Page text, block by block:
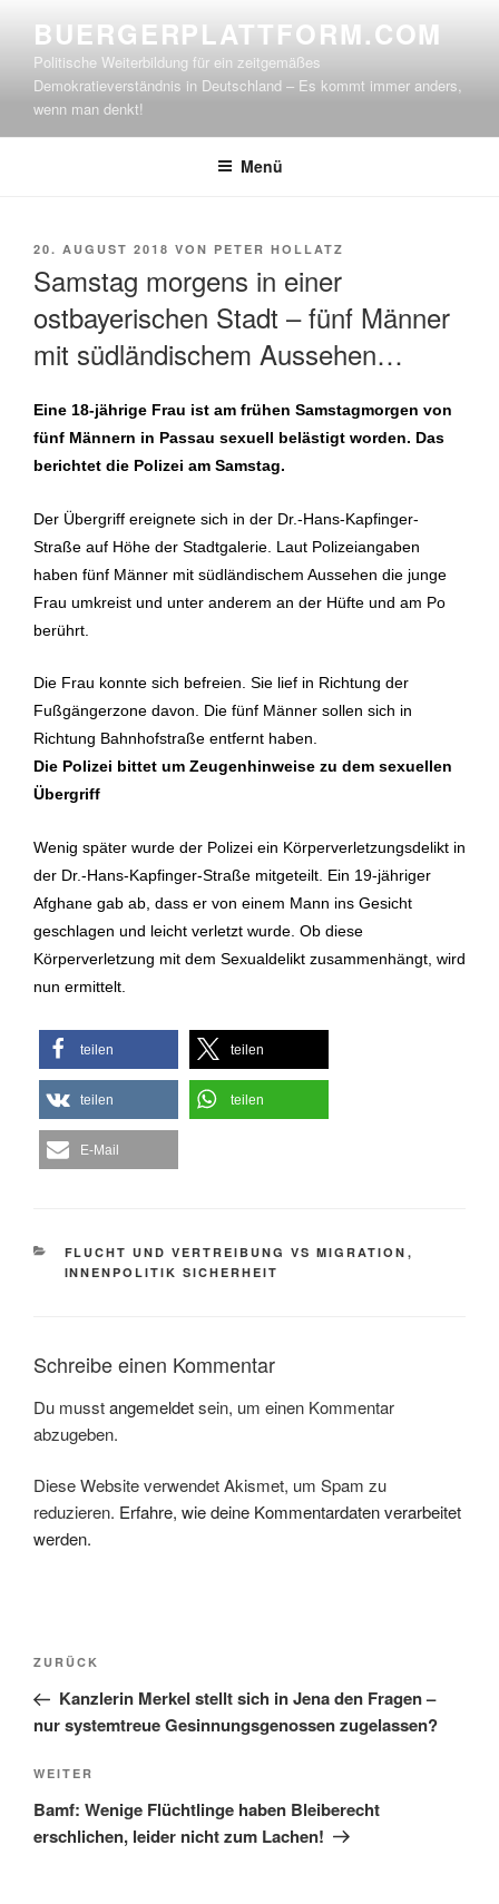
springen
BUERGERPLATTFORM.COM
Politische Weiterbildung für ein zeitgemäßes
Demokratieverständnis in Deutschland – Es kommt immer anders,
wenn man denkt!
Menü
VERÖFFENTLICHT
20. AUGUST 2018 VON PETER HOLLATZ
Samstag morgens in einer
ostbayerischen Stadt – fünf Männer
mit südländischem Aussehen…
Eine 18-jährige Frau ist am frühen Samstagmorgen von
fünf Männern in Passau sexuell belästigt worden. Das
berichtet die Polizei am Samstag.
Der Übergriff ereignete sich in der Dr.-Hans-Kapfinger-
Straße auf Höhe der Stadtgalerie. Laut Polizeiangaben
haben fünf Männer mit südländischem Aussehen die junge
Frau umkreist und unter anderem an der Hüfte und am Po
berührt.
Die Frau konnte sich befreien. Sie lief in Richtung der
Fußgängerzone davon. Die fünf Männer sollen sich in
Richtung Bahnhofstraße entfernt haben.
Die Polizei bittet um Zeugenhinweise zu dem sexuellen
Übergriff
Wenig später wurde der Polizei ein Körperverletzungsdelikt in
der Dr.-Hans-Kapfinger-Straße mitgeteilt. Ein 19-jähriger
Afghane gab ab, dass er von einem Mann ins Gesicht
geschlagen und leicht verletzt wurde. Ob diese
Körperverletzung mit dem Sexualdelikt zusammenhängt, wird
nun ermittelt.
teilen teilen
teilen teilen
E-Mail
KATEGORIEN
FLUCHT UND VERTREIBUNG VS MIGRATION ,
INNENPOLITIK SICHERHEIT
Schreibe einen Kommentar
Du musstangemeldetsein, um einen Kommentar
abzugeben.
Diese Website verwendet Akismet, um Spam zu
reduzieren. Erfahre, wie deine Kommentardaten verarbeitet
werden.
Beitragsnavigation
Vorheriger
Beitrag
ZURÜCK
Kanzlerin Merkel stellt sich in Jena den Fragen –
nur systemtreue Gesinnungsgenossen zugelassen?
Nächster
Beitrag
WEITER
Bamf: Wenige Flüchtlinge haben Bleiberecht
erschlichen, leider nicht zum Lachen!